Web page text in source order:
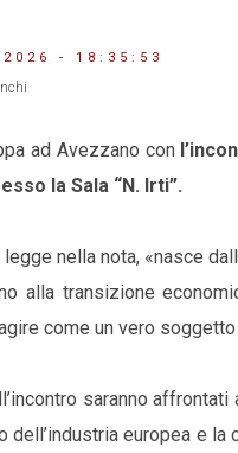
2026 - 18:35:53
ad Avezzano con
la Sala “N. Irti”.
legge nella nota, «nasce
alla transizione
come un vero
saranno
dell’industria europea e